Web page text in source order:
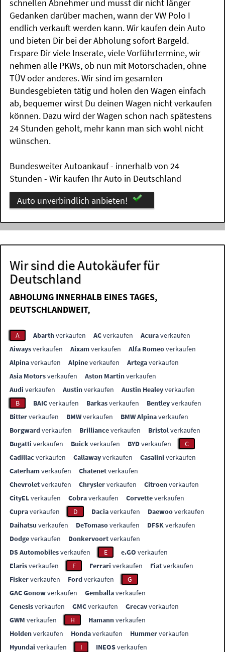
schnellen Abnehmer und musst dir nicht länger
Gedanken darüber machen, wann der VW Polo I
endlich verkauft werden kann. Wir kaufen dein Auto
und bieten Dir bei der Abholung sofort Bargeld.
Erspare Dir viele Inserate, viele Vorführtermine, wir
nehmen alle PKWs, ob nun mit Motorschaden, ohne
TÜV oder anderes. Wir sind im gesamten
Bundesgebieten tätig und holen den Wagen einfach
ab, bequemer wirst Du deinen Wagen nicht verkaufen
können. Dazu wird der Wagen schon nach spätestens
24 Stunden geholt, mehr kann man sich wohl nicht
wünschen.
Bundesweiter Autoankauf - innerhalb von 24
Stunden - Wir kaufen Ihr Auto in Deutschland
Auto unverbindlich anbieten!
Wir sind die Autokäufer für
Deutschland
ABHOLUNG INNERHALB EINES TAGES,
DEUTSCHLANDWEIT,
A Abarthverkaufen ACverkaufen Acuraverkaufen
Aiwaysverkaufen Aixamverkaufen Alfa Romeoverkaufen
Alpinaverkaufen Alpineverkaufen Artegaverkaufen
Asia Motorsverkaufen Aston Martinverkaufen
Audi verkaufen Austinverkaufen Austin Healeyverkaufen
B
BAICverkaufen Barkasverkaufen Bentleyverkaufen
Bitterverkaufen BMWverkaufen BMW Alpinaverkaufen
Borgwardverkaufen Brillianceverkaufen Bristolverkaufen
Bugatti verkaufen Buickverkaufen BYDverkaufen
C
Cadillac verkaufen Callawayverkaufen Casalini verkaufen
Caterhamverkaufen Chatenetverkaufen
Chevroletverkaufen Chryslerverkaufen Citroenverkaufen
CityELverkaufen Cobraverkaufen Corvetteverkaufen
Cupraverkaufen D Daciaverkaufen Daewooverkaufen
Daihatsu verkaufen DeTomasoverkaufen DFSKverkaufen
Dodgeverkaufen Donkervoortverkaufen
DS Automobilesverkaufen E e.GO verkaufen
Elarisverkaufen F Ferrari verkaufen Fiatverkaufen
Fiskerverkaufen Fordverkaufen
G
GAC Gonowverkaufen Gemballaverkaufen
Genesisverkaufen GMCverkaufen Grecavverkaufen
GWM verkaufen H Hamannverkaufen
Holdenverkaufen Hondaverkaufen Hummerverkaufen
Hyundai verkaufen I INEOSverkaufen